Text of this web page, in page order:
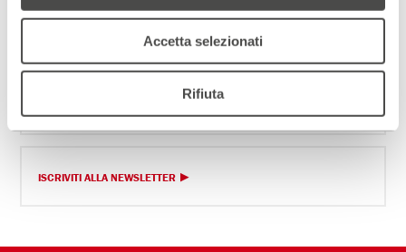
Accetta selezionati
Rifiuta
ACCEDI AL VIRTUAL TOUR
ISCRIVITI ALLA NEWSLETTER